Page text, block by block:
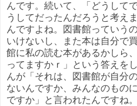
んです。続いて、「どうして
うしてだったんだろうと考え
んですよね。図書館っていう
いけないし、また本は自分で
館に私の読む本があるかしら
ってますかｒ」という答えを
んが「それは、図書館が自分
ないんですか、みんなのもの
ですか」と言われたんですね